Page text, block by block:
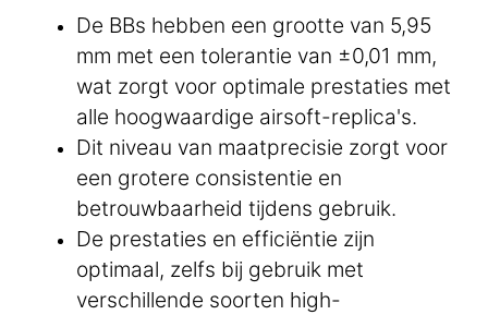
De BBs hebben een grootte van 5,95
mm met een tolerantie van ±0,01 mm,
wat zorgt voor optimale prestaties met
alle hoogwaardige airsoft-replica's.
Dit niveau van maatprecisie zorgt voor
een grotere consistentie en
betrouwbaarheid tijdens gebruik.
De prestaties en efficiëntie zijn
optimaal, zelfs bij gebruik met
verschillende soorten high-